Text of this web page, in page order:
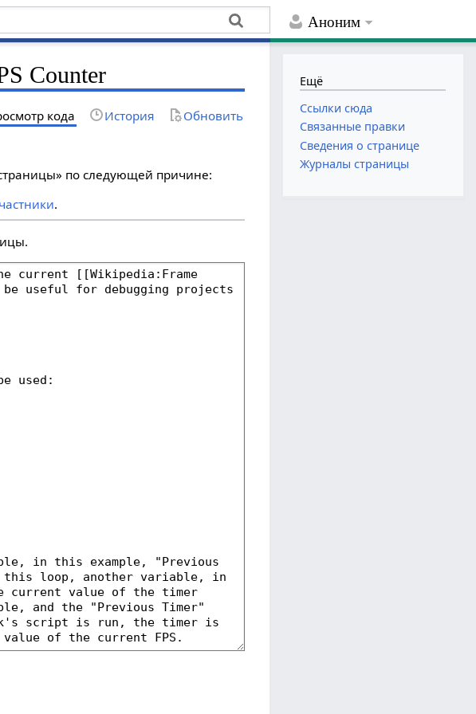
Аноним
Counter
кода История Обновить
по следующей причине:
.
Ещё
Ссылки сюда
Связанные правки
Сведения о странице
Журналы страницы